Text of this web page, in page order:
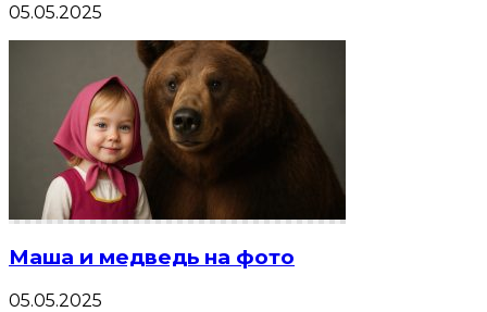
05.05.2025
Маша и медведь на фото
05.05.2025